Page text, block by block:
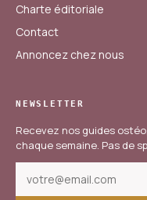
Charte éditoriale
Contact
Annoncez chez nous
NEWSLETTER
Recevez nos guides
chaque semaine. Pas de